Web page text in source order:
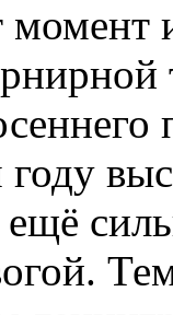
момент
году